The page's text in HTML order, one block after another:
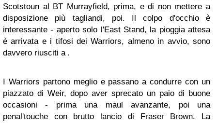
Scotstoun al BT Murrayfield, prima, e di non mettere a
disposizione più tagliandi, poi. Il colpo d'occhio è
interessante - aperto solo l'East Stand, la pioggia attesa
è arrivata e i tifosi dei Warriors, almeno in avvio, sono
davvero riusciti a .
I Warriors partono meglio e passano a condurre con un
piazzato di Weir, dopo aver sprecato un paio di buone
occasioni - prima una maul avanzante, poi una
penal'touche con brutto lancio di Fraser Brown. La